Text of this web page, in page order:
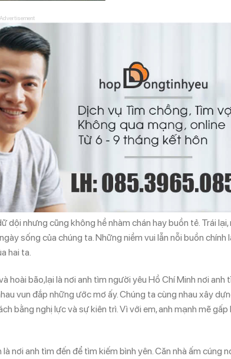
Advertisement
dội nhưng cũng không hề nhàm chán hay buồn tẻ. Trái lại,
sống của chúng ta. Những niềm vui lẫn nỗi buồn chính
hai ta.
hoài bão,lại là nơi anh tìm người yêu Hồ Chí Minh nơi anh
vun đắp những ước mơ ấy. Chúng ta cùng nhau xây
bằng nghị lực và sự kiên trì. Vì với em, anh mạnh mẽ gấp
nơi anh tìm đến để tìm kiếm bình yên. Căn nhà ấm cúng